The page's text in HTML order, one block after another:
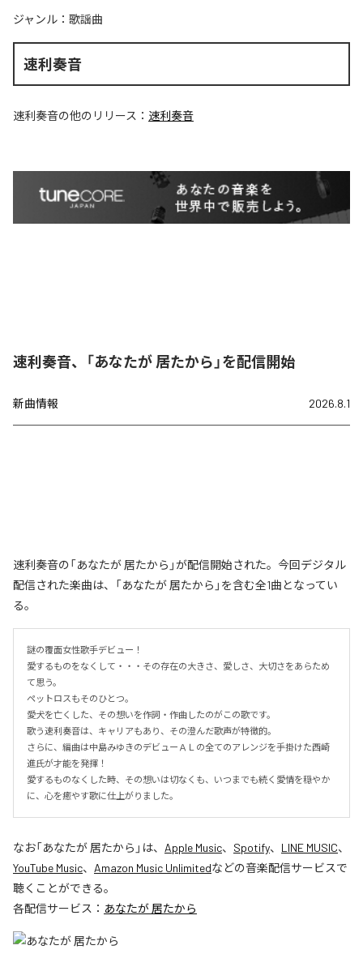
ジャンル： 歌謡曲
速利奏音
速利奏音の他のリリース： 速利奏音
速利奏音、「あなたが 居たから」を配信開始
新曲情報 2026.8.1
速利奏音の「あなたが 居たから」が配信開始された。今回デジタル
配信された楽曲は、「あなたが 居たから」を含む全1曲となってい
る。
謎の覆面女性歌手デビュー！
愛するものをなくして・・・その存在の大きさ、愛しさ、大切さをあらため
て思う。
ペットロスもそのひとつ。
愛犬を亡くした、その想いを作詞・作曲したのがこの歌です。
歌う速利奏音は、キャリアもあり、その澄んだ歌声が特徴的。
さらに、編曲は中島みゆきのデビューＡＬの全てのアレンジを手掛けた西崎
進氏が才能を発揮！
愛するものなくした時、その想いは切なくも、いつまでも続く愛情を穏やか
に、心を癒やす歌に仕上がりました。
なお「あなたが 居たから 」は、 Apple Music、 Spotify、 LINE MUSIC、
YouTube Music、 Amazon Music Unlimitedなどの音楽配信サービスで
聴くことができる。
各配信サービス： あなたが 居たから